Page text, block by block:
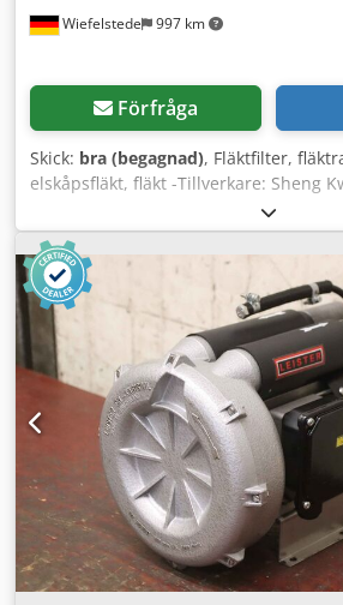
Wiefelstede 997 km
Förfråga
Skick: bra (begagnad), Fläktfilter,
elskåpsfläkt, fläkt -Tillverkare: Sheng
Motor: Typ SK205AP-11-1
205/80/H205 mm -Vikt: 1,4 kg